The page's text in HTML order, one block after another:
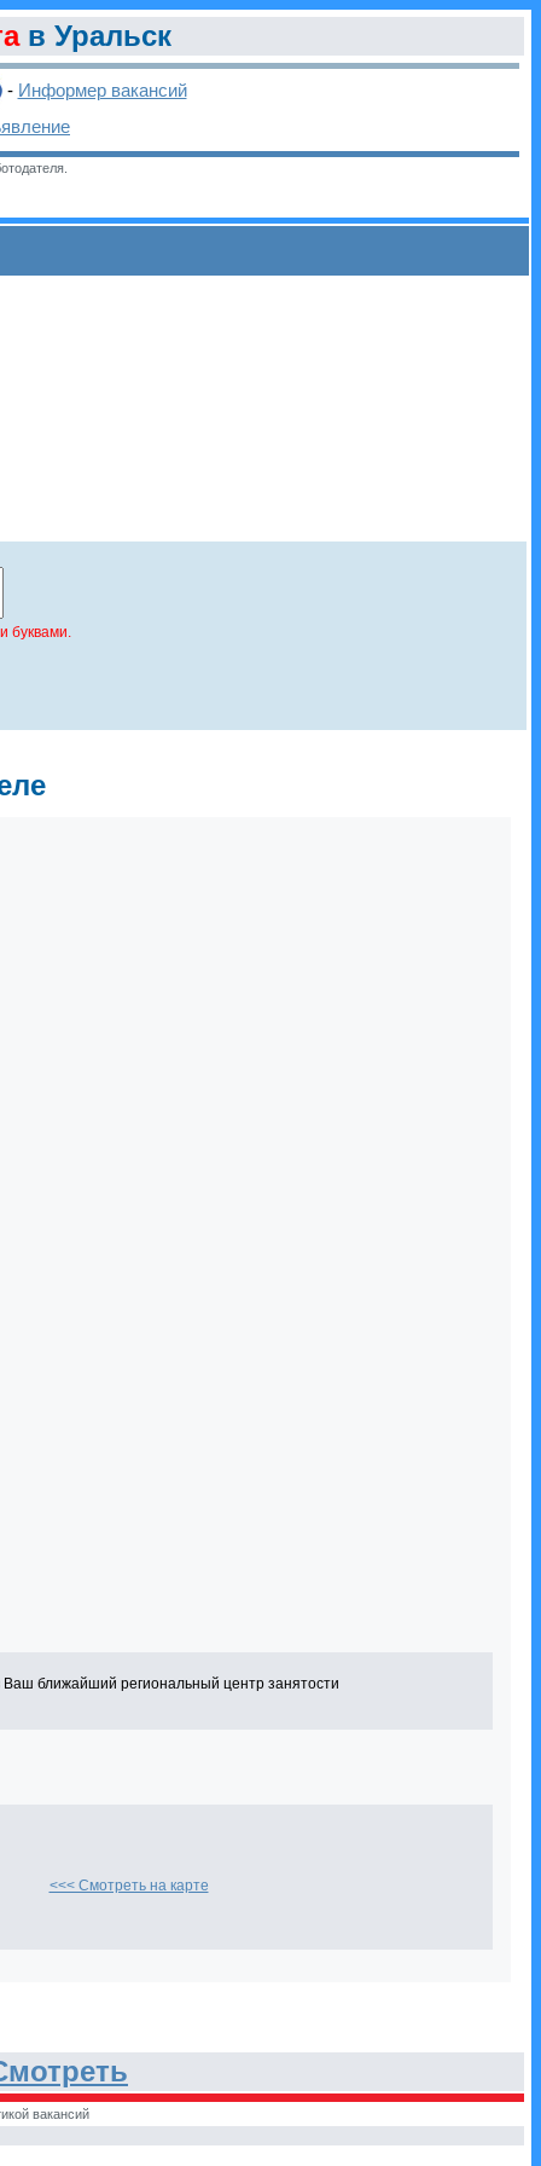
в Уральск
- Информер вакансий
буквами.
ближайший региональный центр занятости
<<< Смотреть на карте
вакансий